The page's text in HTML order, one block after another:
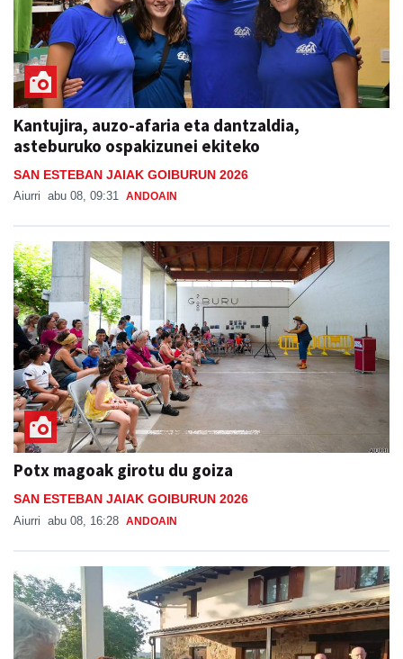
Kantujira, auzo-afaria eta dantzaldia,
asteburuko ospakizunei ekiteko
SAN ESTEBAN JAIAK GOIBURUN 2026
Aiurri abu 08, 09:31 ANDOAIN
Potx magoak girotu du goiza
SAN ESTEBAN JAIAK GOIBURUN 2026
Aiurri abu 08, 16:28 ANDOAIN